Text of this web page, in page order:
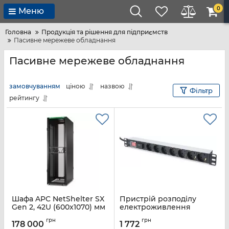
Меню 0
Головна
Продукція та рішення для підприємств
Пасивне мережеве обладнання
Пасивне мережеве обладнання
замовчуванням ціною
назвою
рейтингу
Фільтр
Шафа APC NetShelter SX
Gen 2, 42U (600x1070) мм
Артикул: AR3100B2
178 000 грн
Пристрій розподілу
електроживлення
250V, выключатель, SPD,
1 772 грн